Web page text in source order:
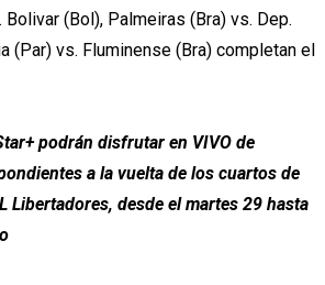
(Bol), Palmeiras (Bra) vs. Dep.
(Par) vs. Fluminense (Bra) completan el
podrán disfrutar en VIVO de
a la vuelta de los cuartos de
Libertadores, desde el martes 29 hasta